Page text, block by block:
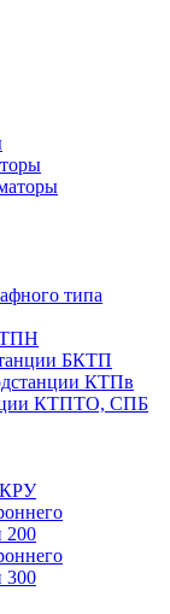
типа
БКТП
КТПв
КТПТО, СПБ
КРУ
200
300